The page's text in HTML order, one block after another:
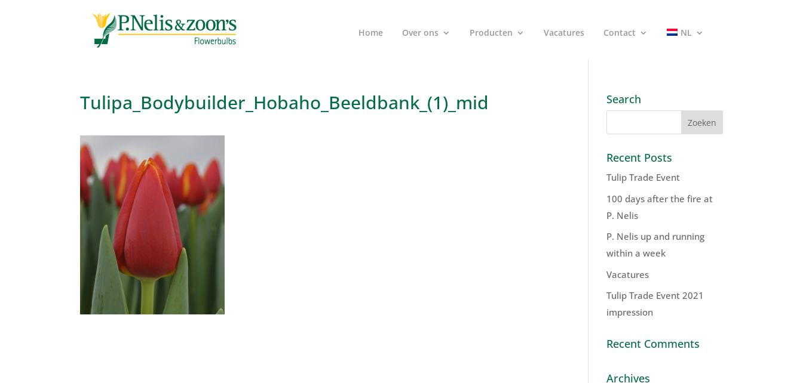
Home Over ons Producten Vacatures Contact NL
Tulipa_Bodybuilder_Hobaho_Beeldbank_(1)_mid Search
Recent Posts
Tulip Trade Event
100 days after the fire at
P. Nelis
P. Nelis up and running
within a week
Vacatures
Tulip Trade Event 2021
impression
Recent Comments
Archives